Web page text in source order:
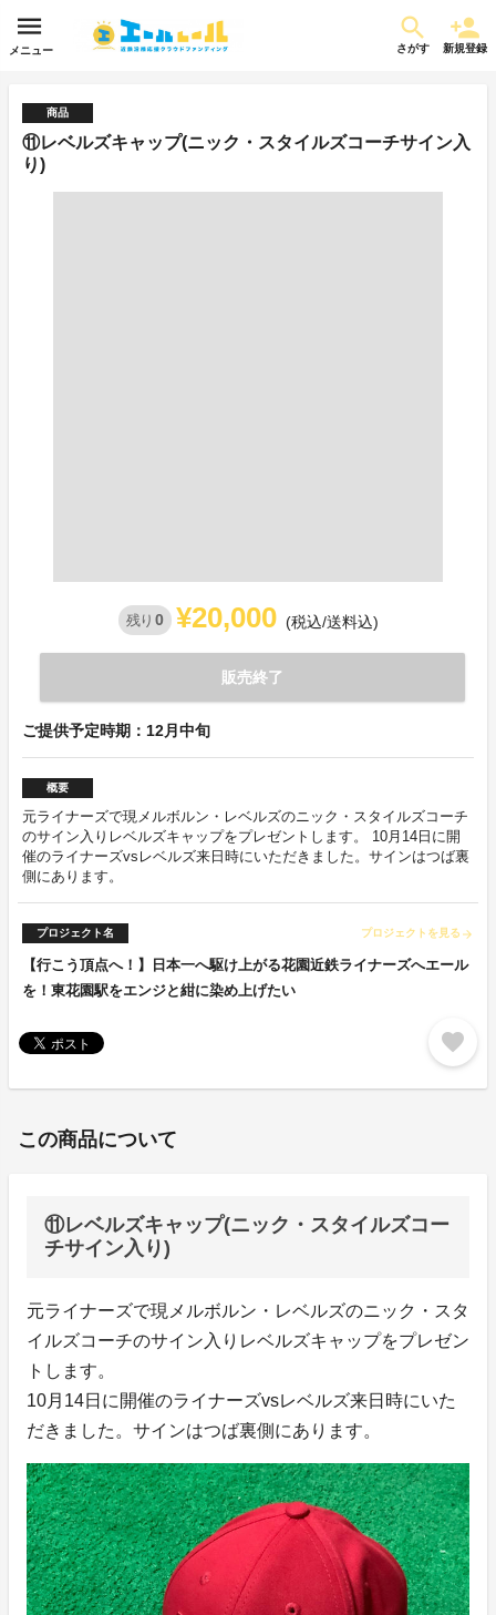
メニュー さがす 新規登録
商品
⑪レベルズキャップ(ニック・スタイルズコーチサイン入
り)
残り 0 ¥20,000 (税込/送料込)
販売終了
ご提供予定時期：12月中旬
概要
元ライナーズで現メルボルン・レベルズのニック・スタイルズコーチ
のサイン入りレベルズキャップをプレゼントします。 10月14日に開
催のライナーズvsレベルズ来日時にいただきました。サインはつば裏
側にあります。
プロジェクト名 プロジェクトを見る arrow_forward
【行こう頂点へ！】日本一へ駆け上がる花園近鉄ライナーズへエール
を！東花園駅をエンジと紺に染め上げたい
favorite
この商品について
⑪レベルズキャップ(ニック・スタイルズコー
チサイン入り)
元ライナーズで現メルボルン・レベルズのニック・スタ
イルズコーチのサイン入りレベルズキャップをプレゼン
トします。
10月14日に開催のライナーズvsレベルズ来日時にいた
だきました。サインはつば裏側にあります。